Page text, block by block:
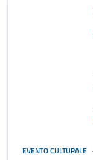
EVENTO CULTURALE